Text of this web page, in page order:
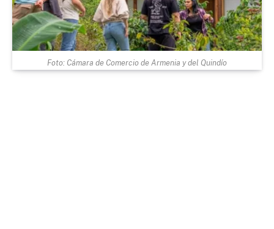
Foto: Cámara de Comercio de Armenia y del Quindío